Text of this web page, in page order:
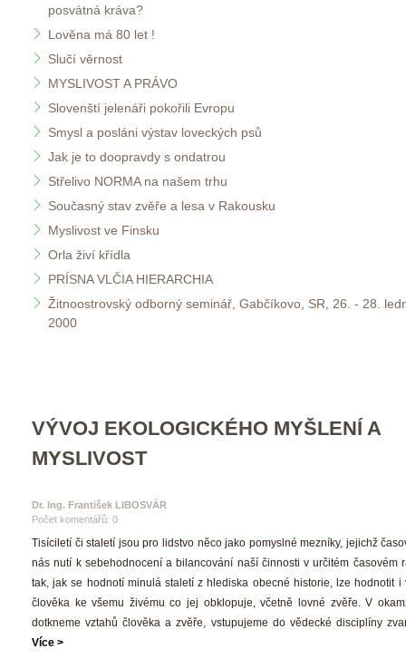
posvátná kráva?
Lověna má 80 let !
Slučí věrnost
MYSLIVOST A PRÁVO
Slovenští jelenáři pokořili Evropu
Smysl a posláni výstav loveckých psů
Jak je to doopravdy s ondatrou
Střelivo NORMA na našem trhu
Současný stav zvěře a lesa v Rakousku
Myslivost ve Finsku
Orla živí křídla
PRÍSNA VLČIA HIERARCHIA
Žitnoostrovský odborný seminář, Gabčíkovo, SR, 26. - 28.
2000
VÝVOJ EKOLOGICKÉHO MYŠLENÍ A
MYSLIVOST
Dr. Ing. František LIBOSVÁR
Počet komentářů: 0
Tisíciletí či staletí jsou pro lidstvo něco jako pomyslné mezníky, jejichž
nás nutí k sebehodnocení a bilancování naší činnosti v určitém časovém
tak, jak se hodnotí minulá staletí z hlediska obecné historie, lze hodnotit i
člověka ke všemu živému co jej obklopuje, včetně lovné zvěře. V
dotkneme vztahů člověka a zvěře, vstupujeme do vědecké disciplíny
Více >